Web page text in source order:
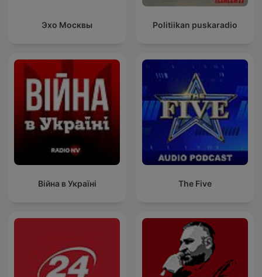
Эхо Москвы Politiikan puskaradio
Війна в Україні The Five